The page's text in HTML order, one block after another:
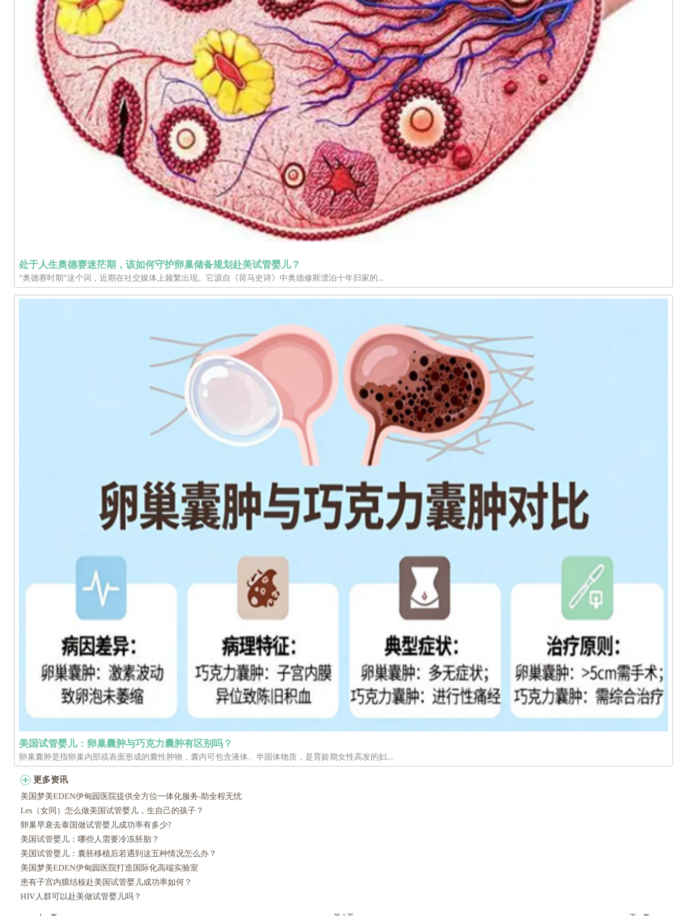
处于人生奥德赛迷茫期，该如何守护卵巢储备规划赴美试管婴儿？
“奥德赛时期”这个词，近期在社交媒体上频繁出现。它源自《荷马史诗》中奥德修斯漂泊十年归家的...
美国试管婴儿：卵巢囊肿与巧克力囊肿有区别吗？
卵巢囊肿是指卵巢内部或表面形成的囊性肿物，囊内可包含液体、半固体物质，是育龄期女性高发的妇...
更多资讯
美国梦美EDEN伊甸园医院提供全方位一体化服务-助全程无忧
Les（女同）怎么做美国试管婴儿，生自己的孩子？
卵巢早衰去泰国做试管婴儿成功率有多少?
美国试管婴儿：哪些人需要冷冻胚胎？
美国试管婴儿：囊胚移植后若遇到这五种情况怎么办？
美国梦美EDEN伊甸园医院打造国际化高端实验室
患有子宫内膜结核赴美国试管婴儿成功率如何？
HIV人群可以赴美做试管婴儿吗？